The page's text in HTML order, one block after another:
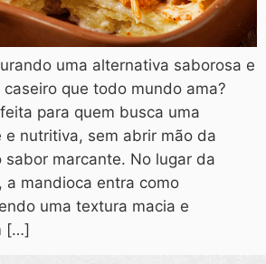
uma alternativa saborosa e
que todo mundo ama?
para quem busca uma
e nutritiva, sem abrir mão da
marcante. No lugar da
a mandioca entra como
uma textura macia e
[…]